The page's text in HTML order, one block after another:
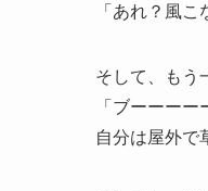
「あれ？風
そして、もう
「ブーーー
自分は屋外で